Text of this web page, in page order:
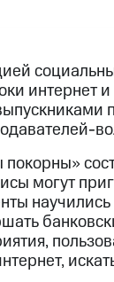
интернет
могут